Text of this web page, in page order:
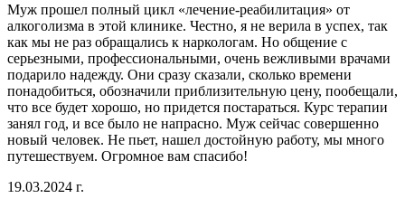
Муж прошел полный цикл «лечение-реабилитация» от
алкоголизма в этой клинике. Честно, я не верила в успех, так
как мы не раз обращались к наркологам. Но общение с
серьезными, профессиональными, очень вежливыми врачами
подарило надежду. Они сразу сказали, сколько времени
понадобиться, обозначили приблизительную цену, пообещали,
что все будет хорошо, но придется постараться. Курс терапии
занял год, и все было не напрасно. Муж сейчас совершенно
новый человек. Не пьет, нашел достойную работу, мы много
путешествуем. Огромное вам спасибо!
19.03.2024 г.